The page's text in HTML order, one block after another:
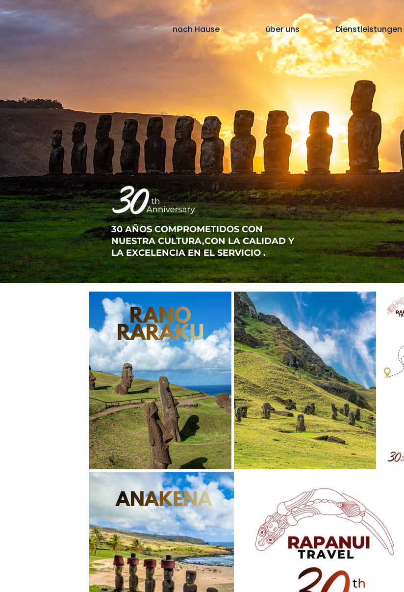
nach Hause über uns Dienstleistungen
30 AÑOS COMPROMETIDOS CON
NUESTRA CULTURA,CON LA CALIDAD Y
LA EXCELENCIAEN EL SERVICIO .